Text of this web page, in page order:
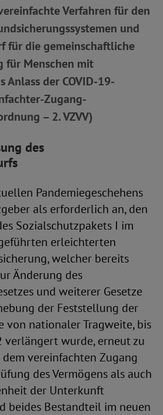
Verfahren für den
und
für die gemeinschaftliche
für Menschen mit
Anlass der COVID-19-
Zugang-
– 2. VZVV)
des
Pandemiegeschehens
als erforderlich an, den
Sozialschutzpakets I im
erleichterten
welcher bereits
Änderung des
und weiterer Gesetze
der Feststellung der
von nationaler Tragweite, bis
verlängert wurde, erneut zu
vereinfachten Zugang
des Vermögens als auch
der Unterkunft
beides Bestandteil im neuen